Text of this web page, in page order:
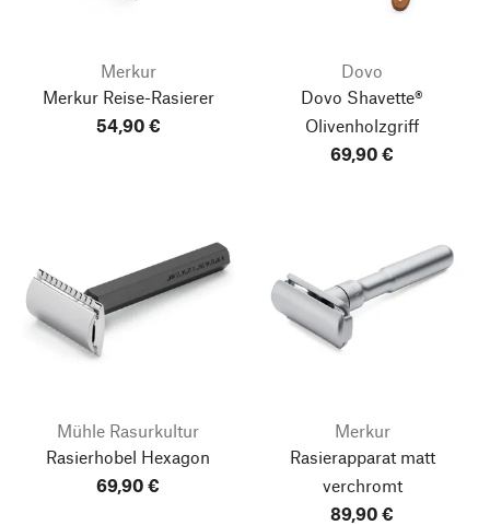
Merkur
Merkur Reise-Rasierer
54,90 €
Dovo
Dovo Shavette®
Olivenholzgriff
69,90 €
Mühle Rasurkultur
Rasierhobel Hexagon
69,90 €
Merkur
Rasierapparat matt
verchromt
89,90 €